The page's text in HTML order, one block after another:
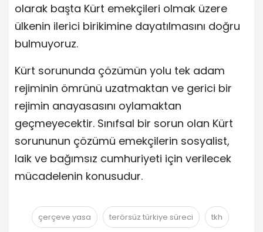
olarak başta Kürt emekçileri olmak üzere
ülkenin ilerici birikimine dayatılmasını doğru
bulmuyoruz.
Kürt sorununda çözümün yolu tek adam
rejiminin ömrünü uzatmaktan ve gerici bir
rejimin anayasasını oylamaktan
geçmeyecektir. Sınıfsal bir sorun olan Kürt
sorununun çözümü emekçilerin sosyalist,
laik ve bağımsız cumhuriyeti için verilecek
mücadelenin konusudur.
çerçeve yasa terörsüz türkiye süreci tkh